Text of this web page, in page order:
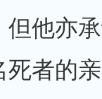
他亦
死者的